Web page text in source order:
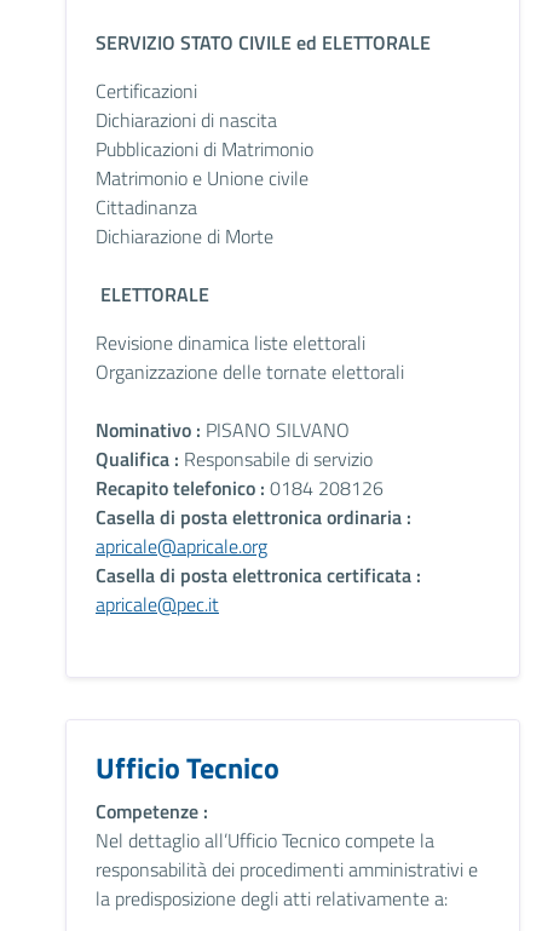
SERVIZIO STATO CIVILE ed ELETTORALE
Certificazioni
Dichiarazioni di nascita
Pubblicazioni di Matrimonio
Matrimonio e Unione civile
Cittadinanza
Dichiarazione di Morte
ELETTORALE
Revisione dinamica liste elettorali
Organizzazione delle tornate elettorali
Nominativo : PISANO SILVANO
Qualifica : Responsabile di servizio
Recapito telefonico : 0184 208126
Casella di posta elettronica ordinaria :
apricale@apricale.org
Casella di posta elettronica certificata :
apricale@pec.it
Ufficio Tecnico
Competenze :
Nel dettaglio all’Ufficio Tecnico compete la
responsabilità dei procedimenti amministrativi e
la predisposizione degli atti relativamente a: